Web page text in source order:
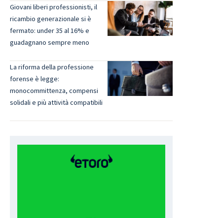
Giovani liberi professionisti, il
ricambio generazionale si è
fermato: under 35 al 16% e
guadagnano sempre meno
La riforma della professione
forense è legge:
monocommittenza, compensi
solidali e più attività compatibili